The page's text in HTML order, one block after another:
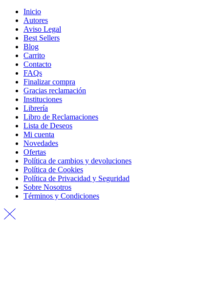
Inicio
Autores
Aviso Legal
Best Sellers
Blog
Carrito
Contacto
FAQs
Finalizar compra
Gracias reclamación
Instituciones
Librería
Libro de Reclamaciones
Lista de Deseos
Mi cuenta
Novedades
Ofertas
Política de cambios y devoluciones
Política de Cookies
Política de Privacidad y Seguridad
Sobre Nosotros
Términos y Condiciones